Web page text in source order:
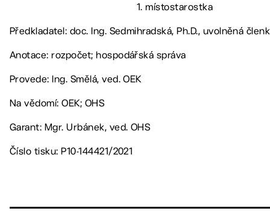
1. místostarostka
Předkladatel: doc. Ing. Sedmihradská, Ph.D., uvolněná
Anotace: rozpočet; hospodářská správa
Provede: Ing. Smělá, ved. OEK
Na vědomí: OEK; OHS
Garant: Mgr. Urbánek, ved. OHS
Číslo tisku: P10-144421/2021